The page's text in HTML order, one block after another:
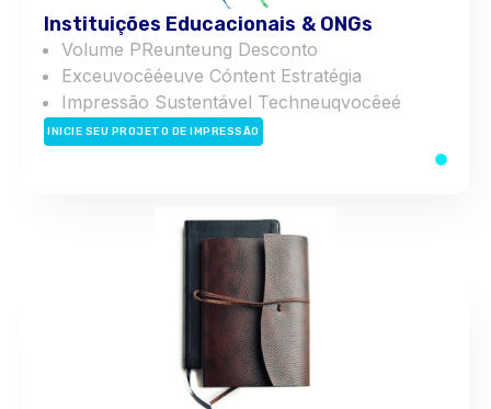
Instituições Educacionais & ONGs
Volume PReunteung Desconto
Exceuvocêéeuve Cóntent Estratégia
Impressão Sustentável Techneuqvocêeé
INICIE SEU PROJETO DE IMPRESSÃO